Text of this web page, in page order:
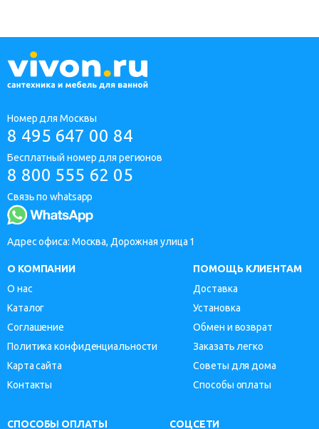
Номер для Москвы
8 495 647 00 84
Бесплатный номер для регионов
8 800 555 62 05
Связь по whatsapp
Адрес офиса: Москва, Дорожная улица 1
О КОМПАНИИ
О нас
Каталог
Соглашение
Политика конфиденциальности
Карта сайта
Контакты
ПОМОЩЬ КЛИЕНТАМ
Доставка
Установка
Обмен и возврат
Заказать легко
Советы для дома
Способы оплаты
СПОСОБЫ ОПЛАТЫ СОЦСЕТИ